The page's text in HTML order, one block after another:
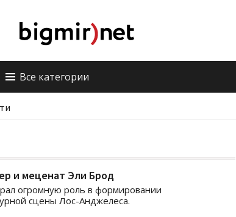
Все категории
и меценат Эли Брод
огромную роль в формировании
сцены Лос-Анджелеса.